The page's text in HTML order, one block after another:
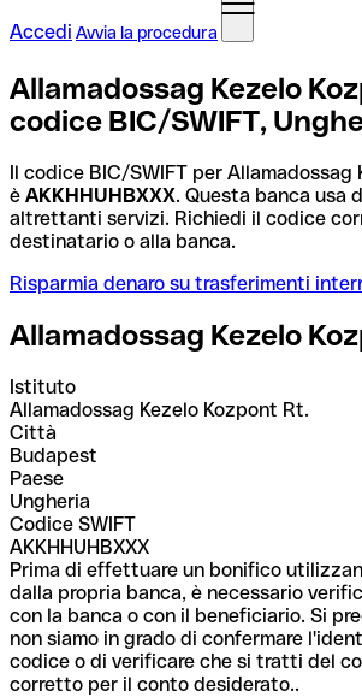
Accedi Avvia la procedura
Allamadossag Kezelo
codice BIC/SWIFT,
Il codice BIC/SWIFT per Allamadossag
è AKKHHUHBXXX. Questa banca usa
altrettanti servizi. Richiedi il codice
destinatario o alla banca.
Risparmia denaro su trasferimenti
Allamadossag Kezelo
Istituto
Allamadossag Kezelo Kozpont Rt.
Città
Budapest
Paese
Ungheria
Codice SWIFT
AKKHHUHBXXX
Prima di effettuare un bonifico
dalla propria banca, è necessario
con la banca o con il beneficiario. Si
non siamo in grado di confermare
codice o di verificare che si tratti del
corretto per il conto desiderato..